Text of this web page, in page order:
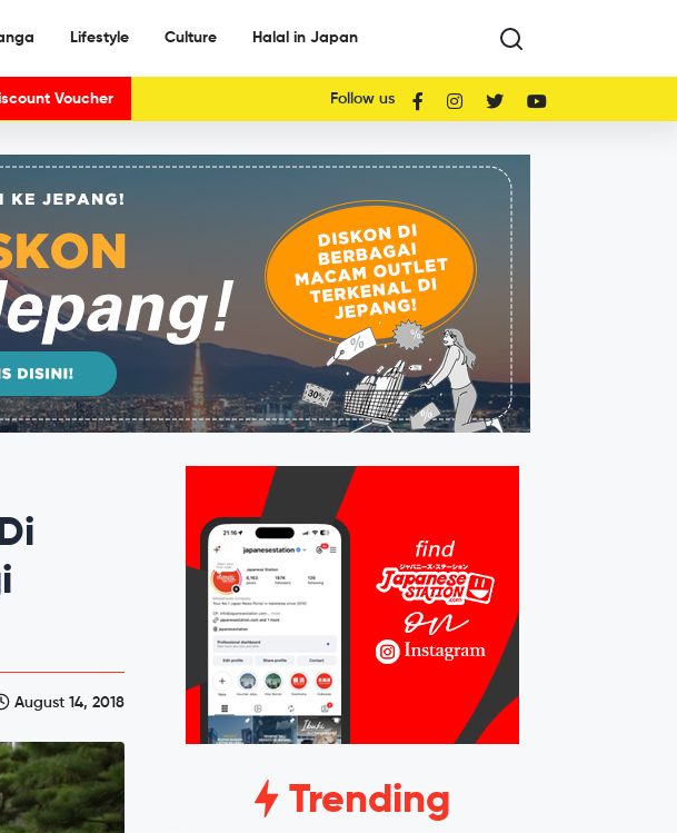
Lifestyle Culture Halal in Japan
Voucher Follow us
August 14, 2018
Trending